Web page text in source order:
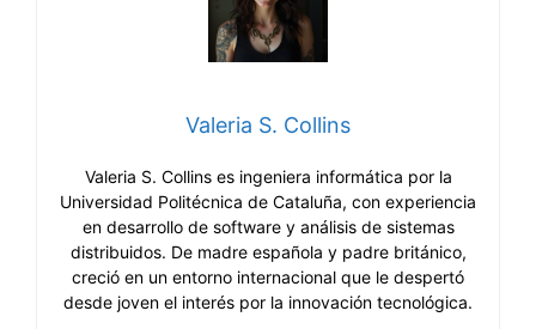
Valeria S. Collins
Valeria S. Collins es ingeniera informática por la
Universidad Politécnica de Cataluña, con experiencia
en desarrollo de software y análisis de sistemas
distribuidos. De madre española y padre británico,
creció en un entorno internacional que le despertó
desde joven el interés por la innovación tecnológica.